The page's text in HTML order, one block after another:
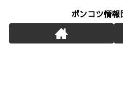
ポンコツ情